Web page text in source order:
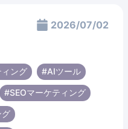
2026/07/02
ング #AIツール
#SEOマーケティング
グ